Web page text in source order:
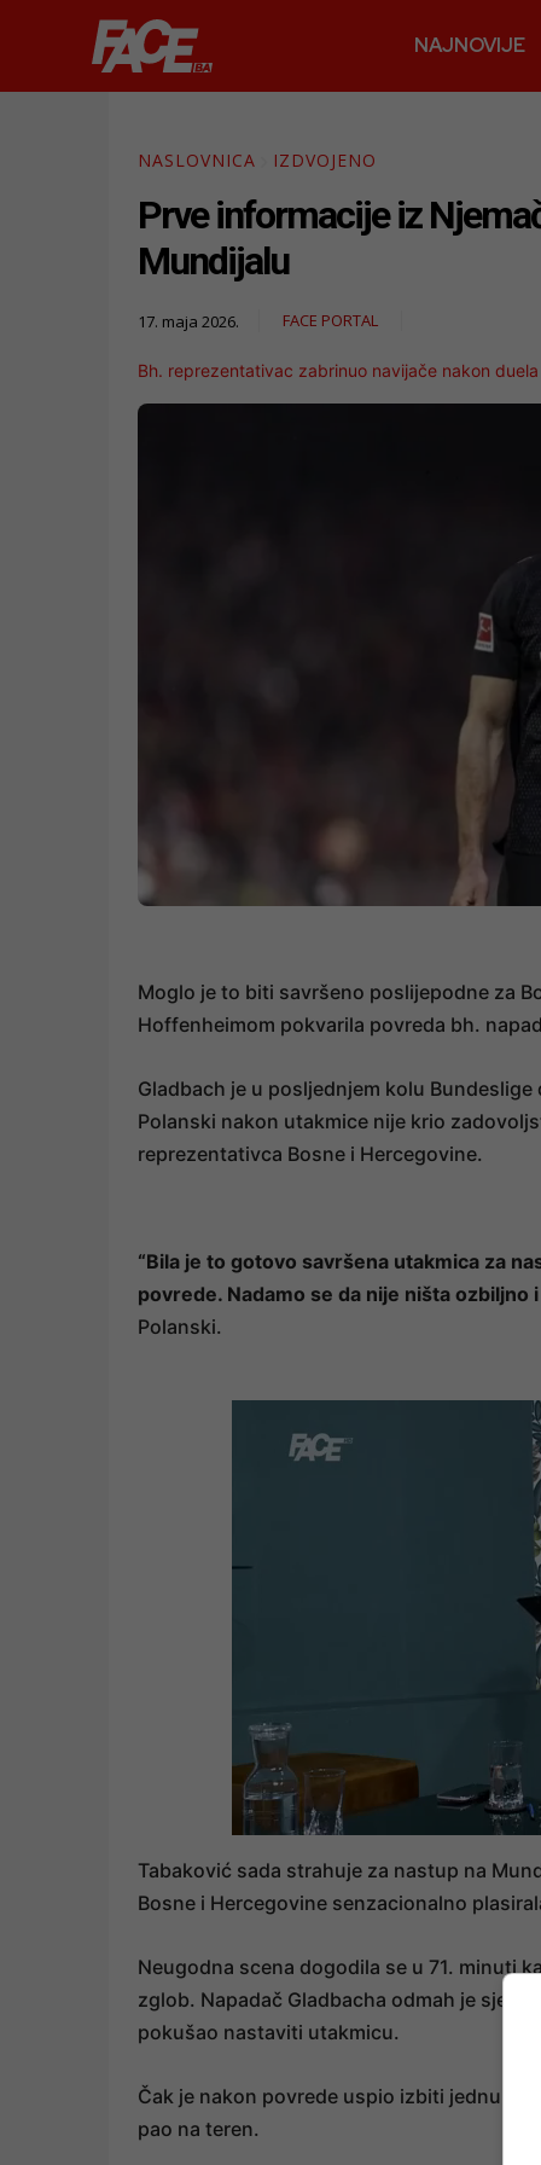
NAJNOVIJE
NASLOVNICA IZDVOJENO
Prve informacije iz
Mundijalu
17. maja 2026. FACE PORTAL
Bh. reprezentativac zabrinuo navijače nakon
Moglo je to biti savršeno poslijepodne za
Hoffenheimom pokvarila povreda bh.
Gladbach je u posljednjem kolu
Polanski nakon utakmice nije krio
reprezentativca Bosne i Hercegovine.
“Bila je to gotovo savršena utakmica za
povrede. Nadamo se da nije ništa
Polanski.
Tabaković sada strahuje za nastup na
Bosne i Hercegovine senzacionalno
Neugodna scena dogodila se u 71. minuti
zglob. Napadač Gladbacha odmah je sjeo
pokušao nastaviti utakmicu.
Čak je nakon povrede uspio izbiti jednu
pao na teren.